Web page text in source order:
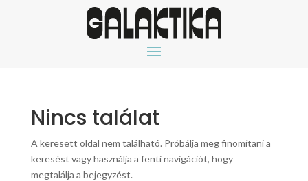
Nincs találat
A keresett oldal nem található. Próbálja meg finomítani a
keresést vagy használja a fenti navigációt, hogy
megtalálja a bejegyzést.